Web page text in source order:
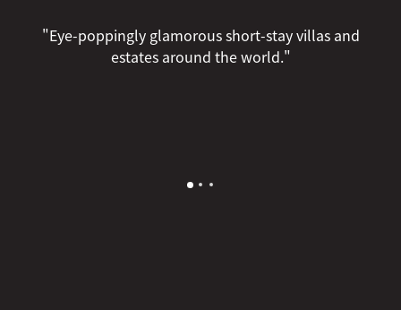
"Eye-poppingly glamorous short-stay villas and
estates around the world."